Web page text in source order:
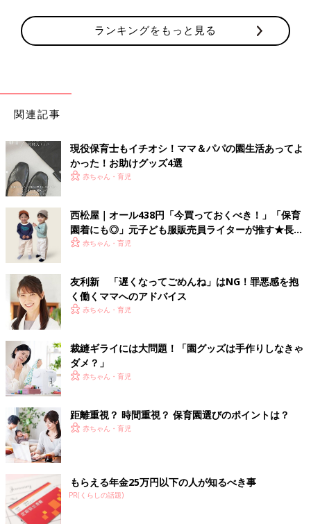
ランキングをもっと見る
関連記事
現役保育士もイチオシ！ママ＆パパの園生活あってよ
かった！お助けグッズ4選
赤ちゃん・育児
西松屋｜オール438円「今買っておくべき！」「保育
園着にも◎」元子ども服販売員ライターが推す★長袖
Tシャツ5選
赤ちゃん・育児
友利新 「遅くなってごめんね」はNG！罪悪感を抱
く働くママへのアドバイス
赤ちゃん・育児
裁縫ギライには大問題！「園グッズは手作りしなきゃ
ダメ？」
赤ちゃん・育児
距離重視？ 時間重視？ 保育園選びのポイントは？
赤ちゃん・育児
もらえる年金25万円以下の人が知るべき事
PR(くらしの話題)